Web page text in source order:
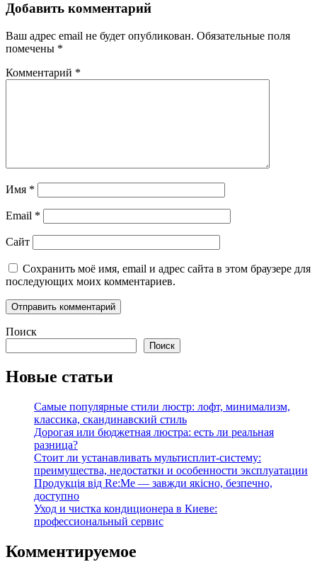
Добавить комментарий
Ваш адрес email не будет опубликован. Обязательные поля
помечены *
Комментарий *
Имя *
Email *
Сайт
Сохранить моё имя, email и адрес сайта в этом браузере для
последующих моих комментариев.
Поиск
Поиск
Новые статьи
Самые популярные стили люстр: лофт, минимализм,
классика, скандинавский стиль
Дорогая или бюджетная люстра: есть ли реальная
разница?
Стоит ли устанавливать мультисплит-систему:
преимущества, недостатки и особенности эксплуатации
Продукція від Re:Me — завжди якісно, безпечно,
доступно
Уход и чистка кондиционера в Киеве:
профессиональный сервис
Комментируемое